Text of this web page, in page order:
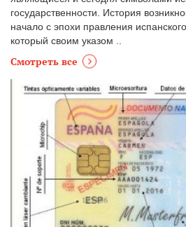
государственности. История
начало с эпохи правления
который своим указом ..
Смотреть все